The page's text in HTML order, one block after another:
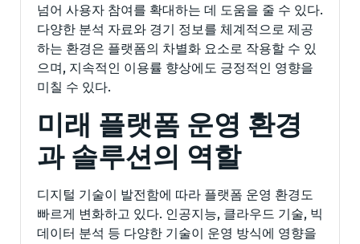
넘어 사용자 참여를 확대하는 데 도움을 줄 수 있다.
다양한 분석 자료와 경기 정보를 체계적으로 제공
하는 환경은 플랫폼의 차별화 요소로 작용할 수 있
으며, 지속적인 이용률 향상에도 긍정적인 영향을
미칠 수 있다.
미래 플랫폼 운영 환경
과 솔루션의 역할
디지털 기술이 발전함에 따라 플랫폼 운영 환경도
빠르게 변화하고 있다. 인공지능, 클라우드 기술, 빅
데이터 분석 등 다양한 기술이 운영 방식에 영향을